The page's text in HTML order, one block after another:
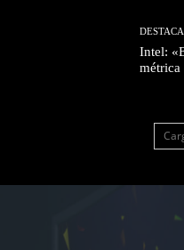
Intel:
métrica